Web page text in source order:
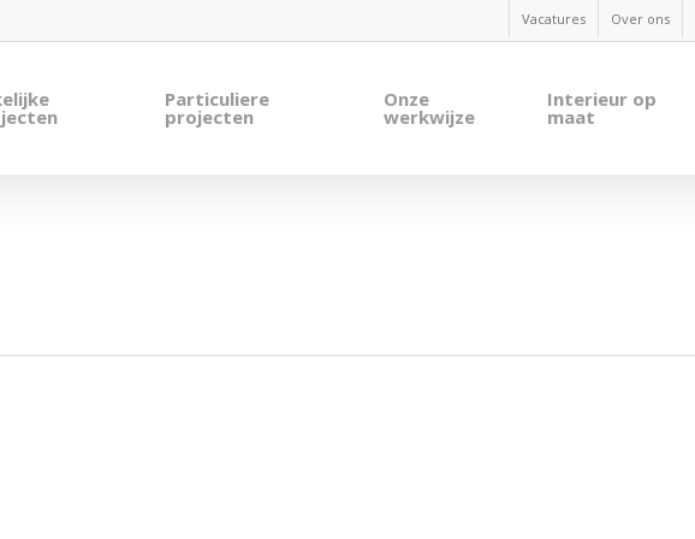
Vacatures Over ons
Particuliere
projecten
Onze
werkwijze
Interieur op
maat